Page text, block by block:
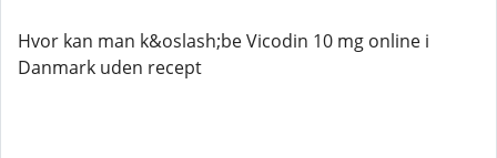
Hvor kan man k&oslash;be Vicodin 10 mg online i
Danmark uden recept